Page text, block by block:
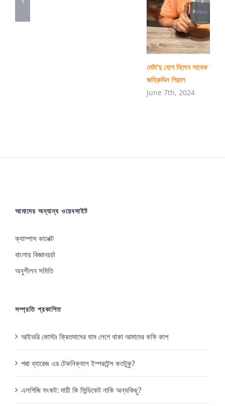
মেটা’য় যোগ দিলেন সাবেক চুয়েট
জহিরুদ্দিন পিয়াল
June 7th, 2024
আমাদের অন্যান্য ওয়েবসাইট
ক্যাম্পাস কানেক্ট
বাংলায় বিজ্ঞানচর্চা
অনুশীলন সমিতি
সম্প্রতি প্রকাশিত
আইভরি কোস্টঃ ক্রিতদাসের ঘাম লেগে থাকা আমাদের কফি কাপ
পদ্মা ব্যারেজ এর টেকনিক্যাল ইম্পরটেন্স কতটুকু?
এলপিজি সংকট: দায়ী কি সিন্ডিকেট নাকি অন্যকিছু?